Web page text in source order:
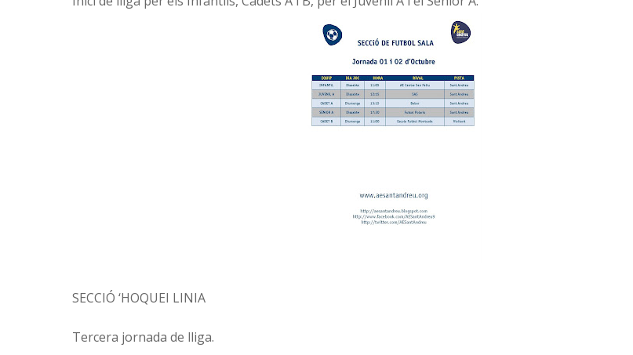
SECCIÓ ‘HOQUEI LINIA
Tercera jornada de lliga.